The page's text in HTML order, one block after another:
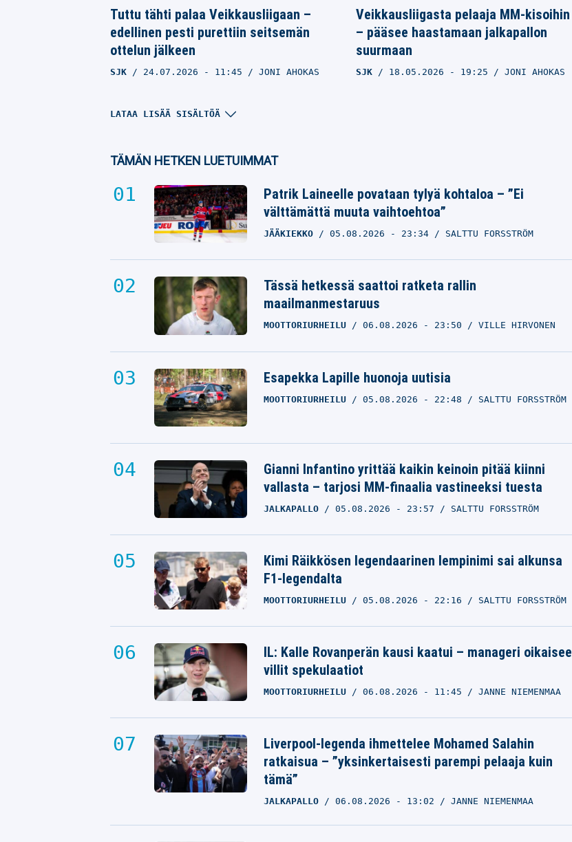
Tuttu tähti palaa Veikkausliigaan –
edellinen pesti purettiin seitsemän
ottelun jälkeen
SJK 24.07.2026 - 11:45 JONI AHOKAS
Veikkausliigasta pelaaja MM-kisoihin
– pääsee haastamaan jalkapallon
suurmaan
SJK 18.05.2026 - 19:25 JONI AHOKAS
mokasi pahasti – unohti poistua
16.05.2026 - 23:48
Atleetin asiantuntijan – ”Ei muuta
mahdollisuutta”
SJK 11.04.2026- 09:25 JONI AHOKAS
SJK 04.04.2026- 18:05
VILLE HIRVONEN
LATAA LISÄÄ SISÄLTÖÄ
TÄMÄN HETKEN LUETUIMMAT
Patrik Laineelle povataan tylyä kohtaloa – ”Ei
välttämättä muuta vaihtoehtoa”
JÄÄKIEKKO 05.08.2026 - 23:34 SALTTU FORSSTRÖM
Tässä hetkessä saattoi ratketa rallin
maailmanmestaruus
MOOTTORIURHEILU 06.08.2026 - 23:50 VILLE HIRVONEN
Esapekka Lapille huonoja uutisia
MOOTTORIURHEILU 05.08.2026 - 22:48 SALTTU FORSSTRÖM
Gianni Infantino yrittää kaikin keinoin pitää kiinni
vallasta – tarjosi MM-finaalia vastineeksi tuesta
JALKAPALLO 05.08.2026 - 23:57 SALTTU FORSSTRÖM
Kimi Räikkösen legendaarinen lempinimi sai alkunsa
F1-legendalta
MOOTTORIURHEILU 05.08.2026 - 22:16 SALTTU FORSSTRÖM
IL: Kalle Rovanperän kausi kaatui – manageri oikaisee
villit spekulaatiot
MOOTTORIURHEILU 06.08.2026 - 11:45 JANNE NIEMENMAA
Liverpool-legenda ihmettelee Mohamed Salahin
ratkaisua – ”yksinkertaisesti parempi pelaaja kuin
tämä”
JALKAPALLO 06.08.2026 - 13:02 JANNE NIEMENMAA